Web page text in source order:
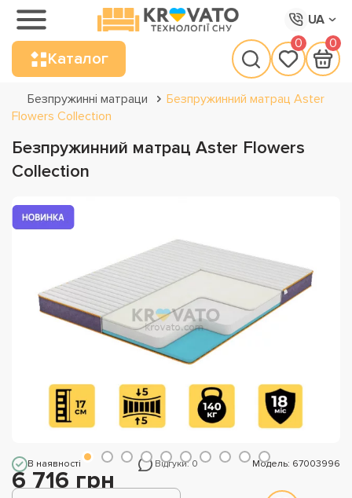
UA
Каталог
0 0
Безпружинні матраци
Безпружинний матрац Aster
Flowers Collection
Безпружинний матрац Aster Flowers
Collection
В наявності Відгуки: 0 Модель: 67003996
6 716 грн